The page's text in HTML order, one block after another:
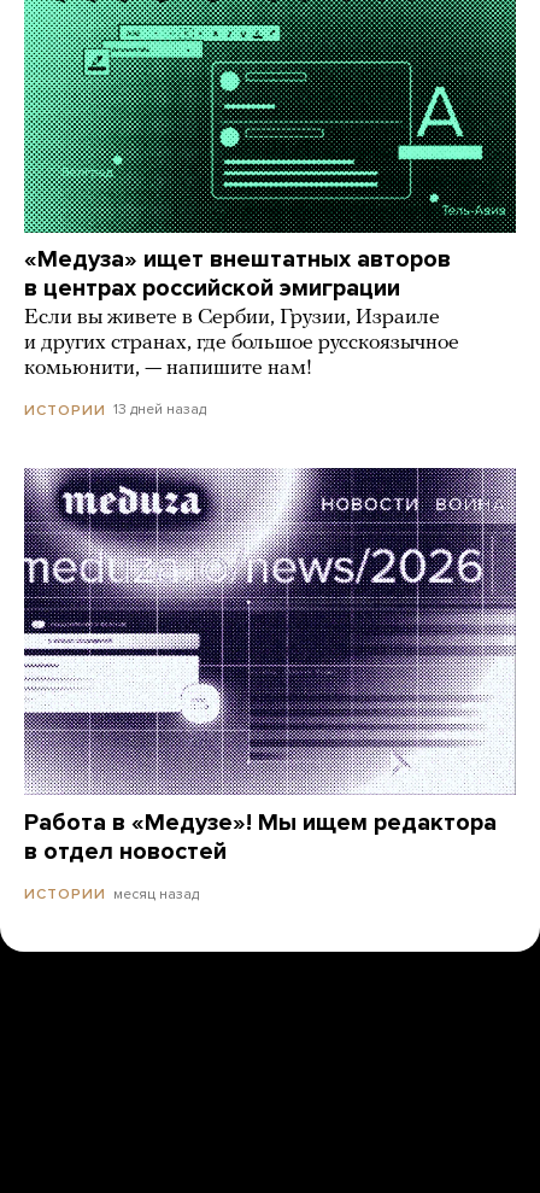
«Медуза» ищет внештатных авторов
в центрах российской эмиграции
Если вы живете в Сербии, Грузии, Израиле
и других странах, где большое русскоязычное
комьюнити, — напишите нам!
ИСТОРИИ 13 дней назад
Работа в «Медузе»! Мы ищем редактора
в отдел новостей
ИСТОРИИ месяц назад